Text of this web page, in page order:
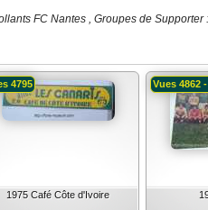
FC Nantes , Groupes de
1975 Café Côte d'Ivoire
4795 Vues 4862